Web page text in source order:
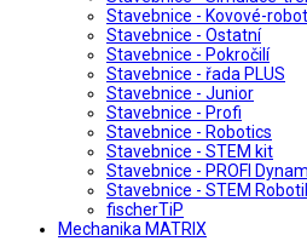
Stavebnice - Kovové-
Stavebnice - Ostatní
Stavebnice - Pokročilí
Stavebnice - řada PLUS
Stavebnice - Junior
Stavebnice - Profi
Stavebnice - Robotics
Stavebnice - STEM kit
Stavebnice - PROFI
Stavebnice - STEM
fischerTiP
Mechanika MATRIX